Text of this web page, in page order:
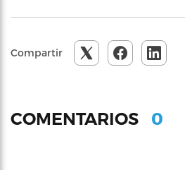
Compartir
COMENTARIOS 0